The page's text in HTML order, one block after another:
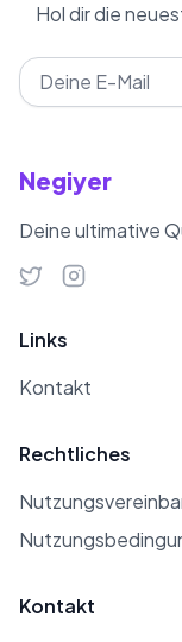
Hol dir die
Negiyer
Deine ultimative
Links
Kontakt
Rechtliches
Kontakt